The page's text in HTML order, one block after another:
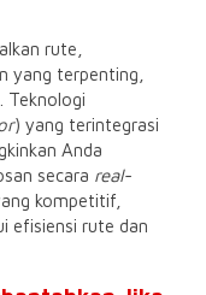
rute,
yang terpenting,
Teknologi
) yang terintegrasi
Anda
secara real-
kompetitif,
efisiensi rute dan